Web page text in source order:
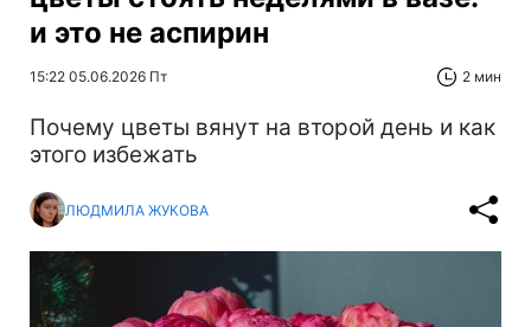
и это не аспирин
15:22 05.06.2026 Пт 2 мин
Почему цветы вянут на второй день и как
этого избежать
ЛЮДМИЛА ЖУКОВА